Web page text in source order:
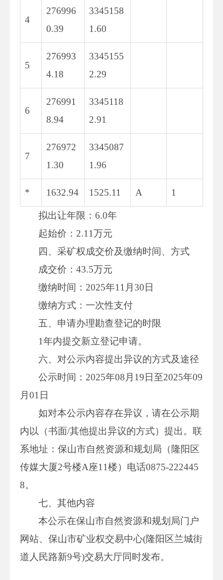
4
276996
0.39
3345158
1.60
5
276993
4.18
3345155
2.29
6
276991
8.94
3345118
2.91
7
276972
1.30
3345087
1.96
* 1632.94 1525.11 A 1
拟出让年限：6.0年
起始价：2.11万元
四、采矿权成交价及缴纳时间、方式
成交价：43.5万元
缴纳时间：2025年11月30日
缴纳方式：一次性支付
五、申请办理勘查登记的时限
1年内提交新立登记申请。
六、对公示内容提出异议的方式及途径
公示时间：2025年08月19日至2025年09
月01日
如对本公示内容存在异议，请在公示期
内以（书面/其他提出异议的方式）提出。联
系地址：保山市自然资源和规划局（隆阳区
传媒大厦2号楼A座11楼）电话0875-222445
8。
七、其他内容
本公示在保山市自然资源和规划局门户
网站、保山市矿业权交易中心(隆阳区兰城街
道人民路新9号)交易大厅同时发布。